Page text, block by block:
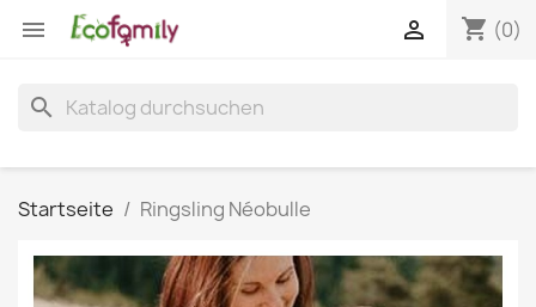
 shopping_cart (0)

search
Startseite Ringsling Néobulle